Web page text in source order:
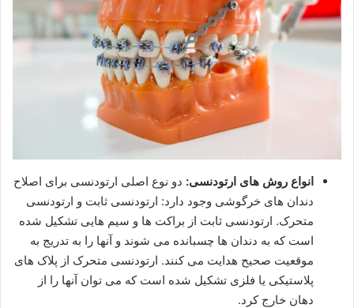
انواع روش های ارتودنسی: دو نوع اصلی ارتودنسی برای اصلاح
دندان های خرگوشی وجود دارد: ارتودنسی ثابت و ارتودنسی
متحرک. ارتودنسی ثابت از براکت ها و سیم هایی تشکیل شده
است که به دندان ها چسبانده می شوند و آنها را به تدریج به
موقعیت صحیح هدایت می کنند. ارتودنسی متحرک از پلاک های
پلاستیکی یا فلزی تشکیل شده است که می توان آنها را از
دهان خارج کرد.